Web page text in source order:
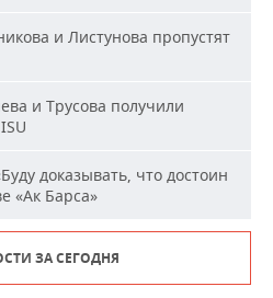
и Листунова пропустят
и Трусова получили
доказывать, что достоин
«Ак Барса»
ЗА СЕГОДНЯ